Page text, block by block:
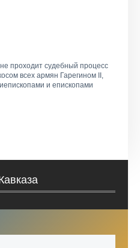
проходит судебный процесс
всех армян Гарегином II,
и епископами